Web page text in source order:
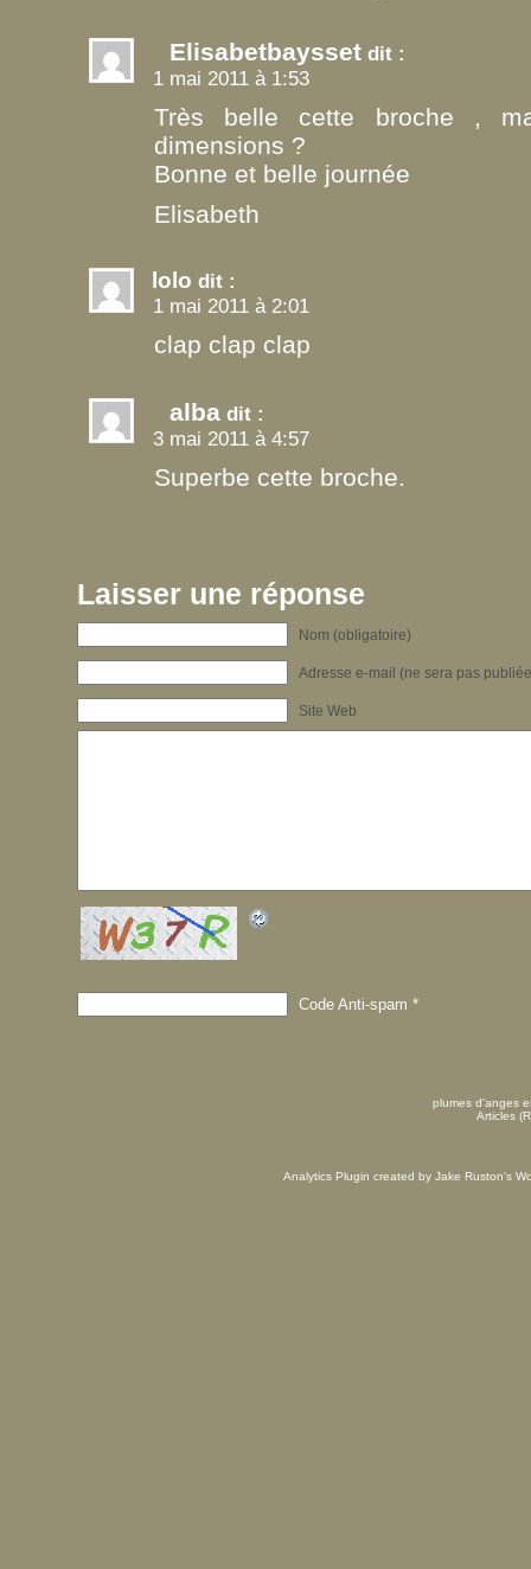
Elisabetbaysset dit :
1 mai 2011 à 1:53
Très belle cette broche ,
dimensions ?
Bonne et belle journée
Elisabeth
lolo dit :
1 mai 2011 à 2:01
clap clap clap
alba dit :
3 mai 2011 à 4:57
Superbe cette broche.
Laisser une réponse
Nom (obligatoire)
Adresse e-mail (ne sera pas
Site Web
Code Anti-spam *
plumes d'anges
Articles
Analytics Plugin created by Jake Ruston's